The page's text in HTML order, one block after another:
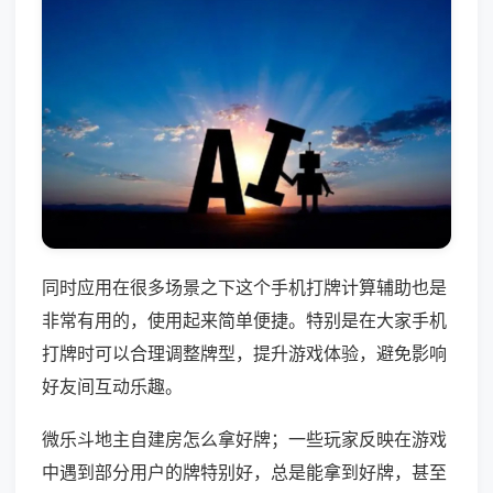
同时应用在很多场景之下这个手机打牌计算辅助也是
非常有用的，使用起来简单便捷。特别是在大家手机
打牌时可以合理调整牌型，提升游戏体验，避免影响
好友间互动乐趣。
微乐斗地主自建房怎么拿好牌；一些玩家反映在游戏
中遇到部分用户的牌特别好，总是能拿到好牌，甚至